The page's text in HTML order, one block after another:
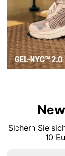
Sichern Sie
10